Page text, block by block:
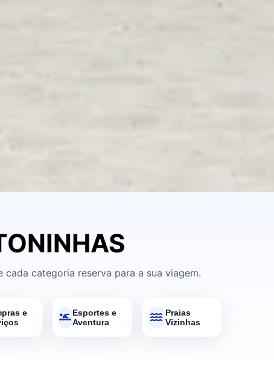
categoria reserva para a sua viagem.
e
Esportes e
Aventura
Praias
Vizinhas